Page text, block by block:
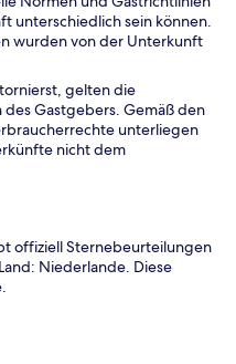
unterschiedlich sein können.
wurden von der Unterkunft
gelten die
Gastgebers. Gemäß den
unterliegen
nicht dem
offiziell Sternebeurteilungen
Niederlande. Diese